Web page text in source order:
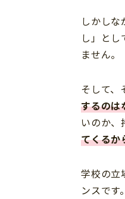
しかし
し」と
ません。
そして、
するのは
いのか、
てくるか
学校の立
ンスで